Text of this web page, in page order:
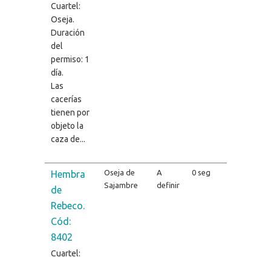
Cuartel:
Oseja.
Duración
del
permiso: 1
día.
Las
cacerías
tienen por
objeto la
caza de...
Hembra
de
Rebeco.
Cód:
8402
Cuartel:
Oseja de
Sajambre
A
definir
0 seg